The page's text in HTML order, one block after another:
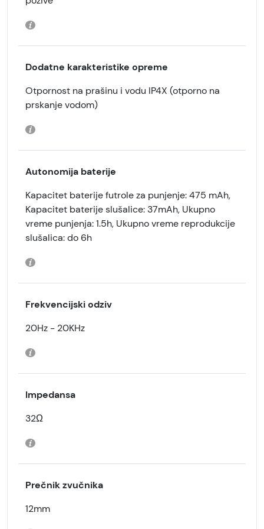
Dodatne karakteristike opreme
Otpornost na prašinu i vodu IP4X (otporno na
prskanje vodom)
Autonomija baterije
Kapacitet baterije futrole za punjenje: 475 mAh,
Kapacitet baterije slušalice: 37mAh, Ukupno
vreme punjenja: 1.5h, Ukupno vreme reprodukcije
slušalica: do 6h
Frekvencijski odziv
20Hz - 20KHz
Impedansa
32Ω
Prečnik zvučnika
12mm